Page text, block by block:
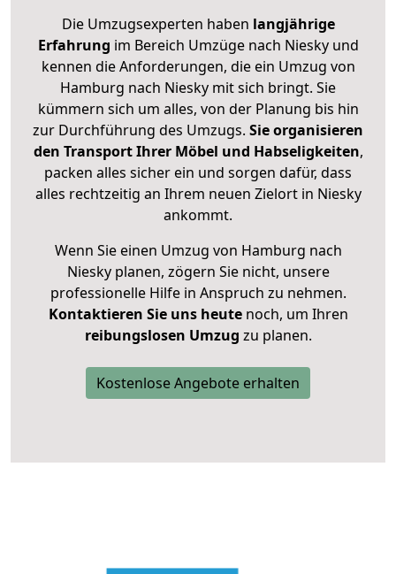
Die Umzugsexperten haben langjährige
Erfahrung im Bereich Umzüge nach Niesky und
kennen die Anforderungen, die ein Umzug von
Hamburg nach Niesky mit sich bringt. Sie
kümmern sich um alles, von der Planung bis hin
zur Durchführung des Umzugs. Sie organisieren
den Transport Ihrer Möbel und Habseligkeiten,
packen alles sicher ein und sorgen dafür, dass
alles rechtzeitig an Ihrem neuen Zielort in Niesky
ankommt.
Wenn Sie einen Umzug von Hamburg nach
Niesky planen, zögern Sie nicht, unsere
professionelle Hilfe in Anspruch zu nehmen.
Kontaktieren Sie uns heutenoch, um Ihren
reibungslosen Umzug zu planen.
Kostenlose Angebote erhalten